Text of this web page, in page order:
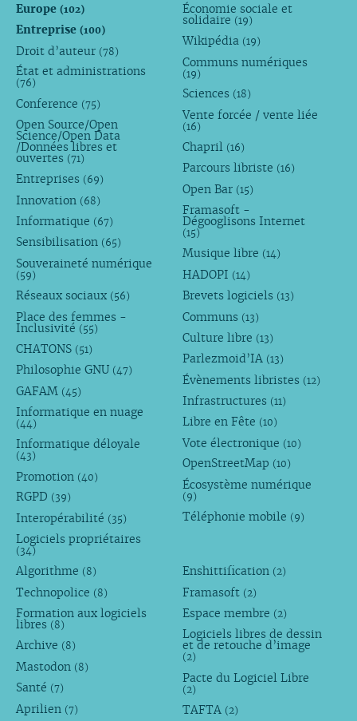
Europe (102)
Entreprise (100)
Droit d’auteur (78)
État et administrations
(76)
Conference (75)
Open Source/Open
Science/Open Data
/Données libres et
ouvertes (71)
Entreprises (69)
Innovation (68)
Informatique (67)
Sensibilisation (65)
Souveraineté numérique
(59)
Réseaux sociaux (56)
Place des femmes -
Inclusivité (55)
CHATONS (51)
Philosophie GNU (47)
GAFAM (45)
Informatique en nuage
(44)
Informatique déloyale
(43)
Promotion (40)
RGPD (39)
Interopérabilité (35)
Logiciels propriétaires
(34)
Économie sociale et
solidaire (19)
Wikipédia (19)
Communs numériques
(19)
Sciences (18)
Vente forcée / vente liée
(16)
Chapril (16)
Parcours libriste (16)
Open Bar (15)
Framasoft -
Dégooglisons Internet
(15)
Musique libre (14)
HADOPI (14)
Brevets logiciels (13)
Communs (13)
Culture libre (13)
Parlezmoid’IA (13)
Évènements libristes (12)
Infrastructures (11)
Libre en Fête (10)
Vote électronique (10)
OpenStreetMap (10)
Écosystème numérique
(9)
Téléphonie mobile (9)
Algorithme (8)
Technopolice (8)
Formation aux logiciels
libres (8)
Archive (8)
Mastodon (8)
Santé (7)
Aprilien (7)
Enshittification (2)
Framasoft (2)
Espace membre (2)
Logiciels libres de dessin
et de retouche d’image
(2)
Pacte du Logiciel Libre
(2)
TAFTA (2)